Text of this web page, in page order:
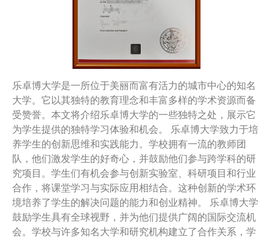
乐卓博大学是一所位于美丽而富有活力的城市中心的知名
大学。它以其独特的教育理念和丰富多样的学术资源而备
受赞誉。本文将介绍乐卓博大学的一些独特之处，展示它
为学生提供的独特学习体验和机会。 乐卓博大学致力于培
养学生的创新思维和实践能力。学校拥有一流的教师团
队，他们激发学生的好奇心，并鼓励他们参与跨学科的研
究项目。学生们有机会参与创新实验室、科研项目和行业
合作，将课堂学习与实际应用相结合。这种创新的学术环
境培养了学生的解决问题的能力和创业精神。 乐卓博大学
鼓励学生具有全球视野，并为他们提供广阔的国际交流机
会。学校与许多知名大学和研究机构建立了合作关系，学